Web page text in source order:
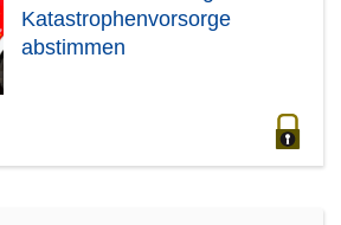
Katastrophenvorsorge
abstimmen